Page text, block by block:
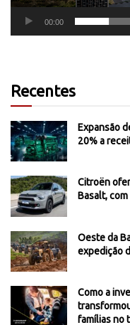
00:00
Recentes
Expansão
20% a
Citroën
Basalt,
Oeste da
expedição
Como a
famílias no